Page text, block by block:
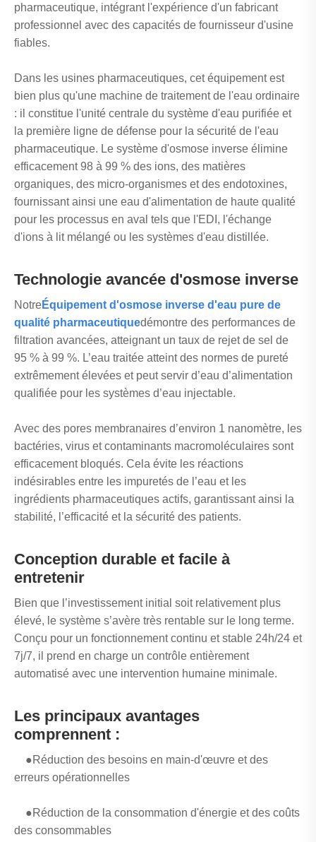
pharmaceutique, intégrant l'expérience d'un fabricant
professionnel avec des capacités de fournisseur d'usine
fiables.
Dans les usines pharmaceutiques, cet équipement est
bien plus qu'une machine de traitement de l'eau ordinaire
: il constitue l'unité centrale du système d'eau purifiée et
la première ligne de défense pour la sécurité de l'eau
pharmaceutique. Le système d'osmose inverse élimine
efficacement 98 à 99 % des ions, des matières
organiques, des micro-organismes et des endotoxines,
fournissant ainsi une eau d'alimentation de haute qualité
pour les processus en aval tels que l'EDI, l'échange
d'ions à lit mélangé ou les systèmes d'eau distillée.
Technologie avancée d'osmose inverse
NotreÉquipement d'osmose inverse d'eau pure de
qualité pharmaceutiquedémontre des performances de
filtration avancées, atteignant un taux de rejet de sel de
95 % à 99 %. L’eau traitée atteint des normes de pureté
extrêmement élevées et peut servir d’eau d’alimentation
qualifiée pour les systèmes d’eau injectable.
Avec des pores membranaires d’environ 1 nanomètre, les
bactéries, virus et contaminants macromoléculaires sont
efficacement bloqués. Cela évite les réactions
indésirables entre les impuretés de l’eau et les
ingrédients pharmaceutiques actifs, garantissant ainsi la
stabilité, l’efficacité et la sécurité des patients.
Conception durable et facile à
entretenir
Bien que l’investissement initial soit relativement plus
élevé, le système s’avère très rentable sur le long terme.
Conçu pour un fonctionnement continu et stable 24h/24 et
7j/7, il prend en charge un contrôle entièrement
automatisé avec une intervention humaine minimale.
Les principaux avantages
comprennent :
●Réduction des besoins en main-d'œuvre et des
erreurs opérationnelles
●Réduction de la consommation d'énergie et des coûts
des consommables